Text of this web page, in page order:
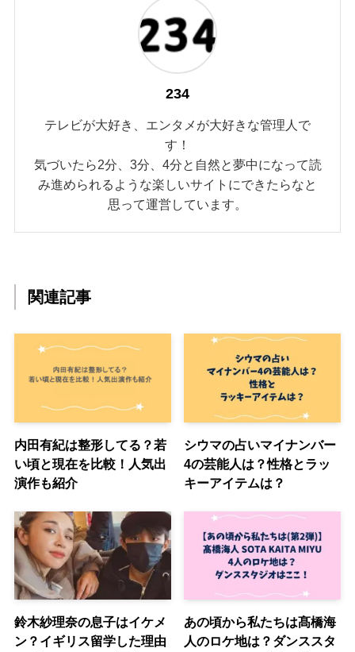
234
テレビが大好き、エンタメが大好きな管理人で
す！
気づいたら2分、3分、4分と自然と夢中になって読
み進められるような楽しいサイトにできたらなと
思って運営しています。
関連記事
内田有紀は整形してる？若
い頃と現在を比較！人気出
演作も紹介
シウマの占いマイナンバー
4の芸能人は？性格とラッ
キーアイテムは？
鈴木紗理奈の息子はイケメ
ン？イギリス留学した理由
あの頃から私たちは髙橋海
人のロケ地は？ダンススタ